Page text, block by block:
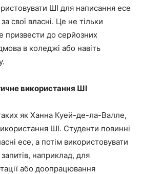
ШІ для написання есе
свої власні. Це не тільки
до серйозних
в коледжі або навіть
використання ШІ
як Ханна Куей-де-ла-Валле,
ШІ. Студенти повинні
есе, а потім використовувати
наприклад, для
або доопрацювання